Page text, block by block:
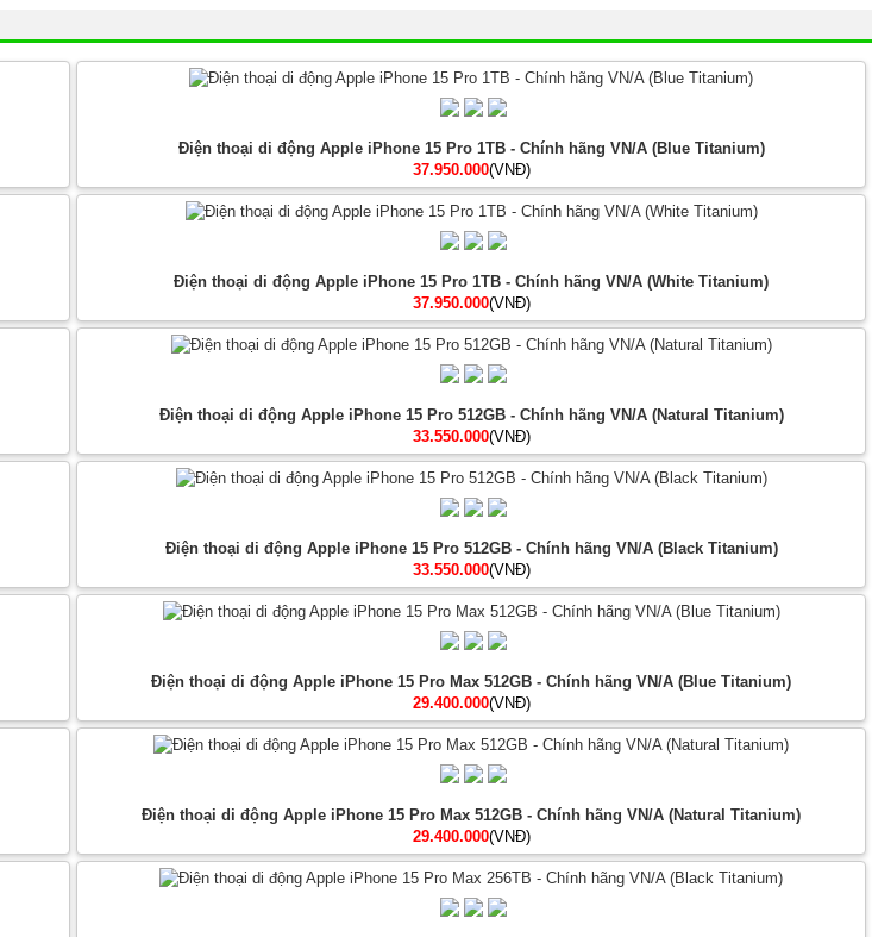
Điện thoại di động Apple iPhone 15 Pro 1TB - Chính hãng VN/A (Blue Titanium)
37.950.000(VNĐ)
Điện thoại di động Apple iPhone 15 Pro 1TB - Chính hãng VN/A (White Titanium)
37.950.000(VNĐ)
Điện thoại di động Apple iPhone 15 Pro 512GB - Chính hãng VN/A (Natural Titanium)
33.550.000(VNĐ)
Điện thoại di động Apple iPhone 15 Pro 512GB - Chính hãng VN/A (Black Titanium)
33.550.000(VNĐ)
Điện thoại di động Apple iPhone 15 Pro Max 512GB - Chính hãng VN/A (Blue Titanium)
29.400.000(VNĐ)
Điện thoại di động Apple iPhone 15 Pro Max 512GB - Chính hãng VN/A (Natural Titanium)
29.400.000(VNĐ)